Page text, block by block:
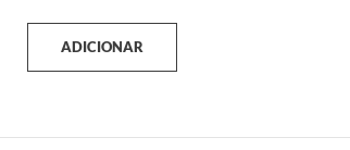
ADICIONAR